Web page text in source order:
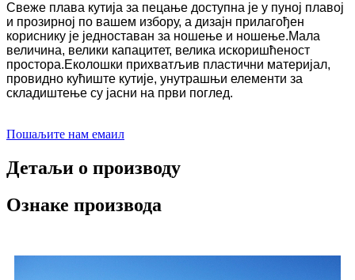
Свеже плава кутија за пецање доступна је у пуној плавој
и прозирној по вашем избору, а дизајн прилагођен
кориснику је једноставан за ношење и ношење.Мала
величина, велики капацитет, велика искоришћеност
простора.Еколошки прихватљив пластични материјал,
провидно кућиште кутије, унутрашњи елементи за
складиштење су јасни на први поглед.
Пошаљите нам емаил
Детаљи о производу
Ознаке производа